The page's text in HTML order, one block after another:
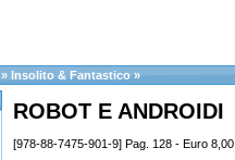
» Insolito & Fantastico »
ROBOT E ANDROIDI
[978-88-7475-901-9] Pag. 128 - Euro 8,00